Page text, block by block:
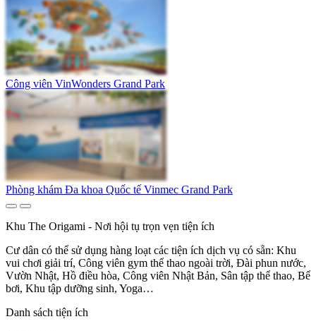
Công viên VinWonders Grand Park
Phòng khám Đa khoa Quốc tế Vinmec Grand Park
Khu The Origami - Nơi hội tụ trọn vẹn tiện ích
Cư dân có thể sử dụng hàng loạt các tiện ích dịch vụ có sẵn: Khu
vui chơi giải trí, Công viên gym thể thao ngoài trời, Đài phun nước,
Vườn Nhật, Hồ điều hòa, Công viên Nhật Bản, Sân tập thể thao, Bể
bơi, Khu tập dưỡng sinh, Yoga…
Danh sách tiện ích